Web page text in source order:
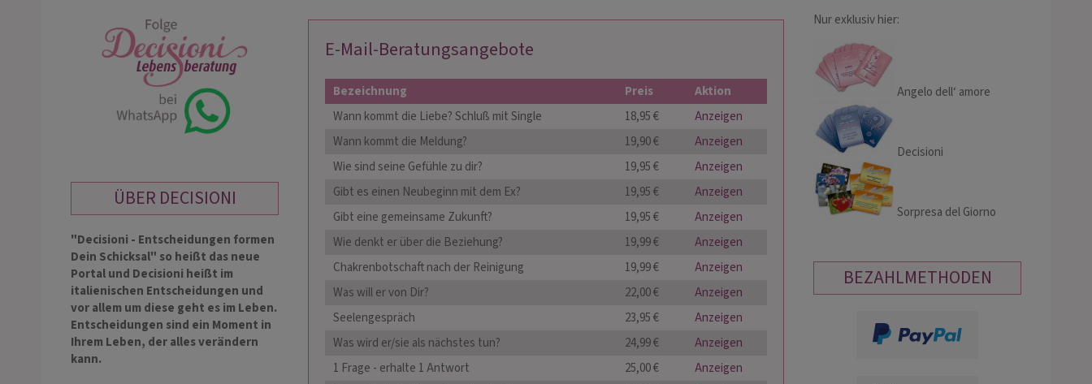
ÜBER DECISIONI
"Decisioni - Entscheidungen formen
Dein Schicksal" so heißt das neue
Portal und Decisioni heißt im
italienischen Entscheidungen und
vor allem um diese geht es im Leben.
Entscheidungen sind ein Moment in
Ihrem Leben, der alles verändern
kann.
E-Mail-Beratungsangebote
Bezeichnung Preis
Aktion
Wann kommt die Liebe? Schluß mit Single
18,95 €
Anzeigen
Wann kommt die Meldung?
19,90 €
Anzeigen
Wie sind seine Gefühle zu dir?
19,95 €
Anzeigen
Gibt es einen Neubeginn mit dem Ex?
19,95 €
Anzeigen
Gibt eine gemeinsame Zukunft?
19,95 €
Anzeigen
Wie denkt er über die Beziehung?
19,99 €
Anzeigen
Chakrenbotschaft nach der Reinigung
19,99 €
Anzeigen
Was will er von Dir?
22,00 €
Anzeigen
Seelengespräch
23,95 €
Anzeigen
Was wird er/sie als nächstes tun?
24,99 €
Anzeigen
1 Frage - erhalte 1 Antwort
25,00 €
Anzeigen
Nur exklusiv hier:
Angelo dell‘ amore
Decisioni
Sorpresa del Giorno
BEZAHLMETHODEN